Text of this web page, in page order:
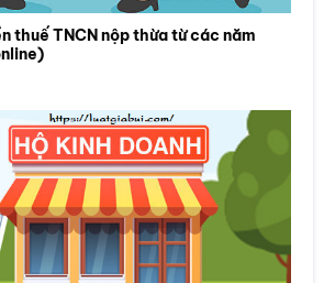
thuế TNCN nộp thừa từ các năm